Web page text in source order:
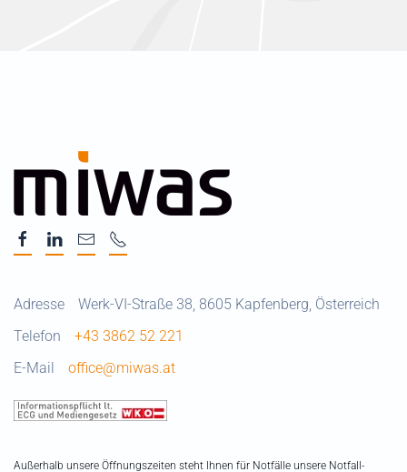
Adresse
Werk-VI-Straße 38, 8605 Kapfenberg, Österreich
Telefon
+43 3862 52 221
E-Mail
office@miwas.at
Außerhalb unsere Öffnungszeiten steht Ihnen für Notfälle unsere Notfall-